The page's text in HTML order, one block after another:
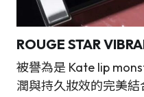
ROUGE STAR
被譽為是 Kate lip
潤與持久妝效的完美